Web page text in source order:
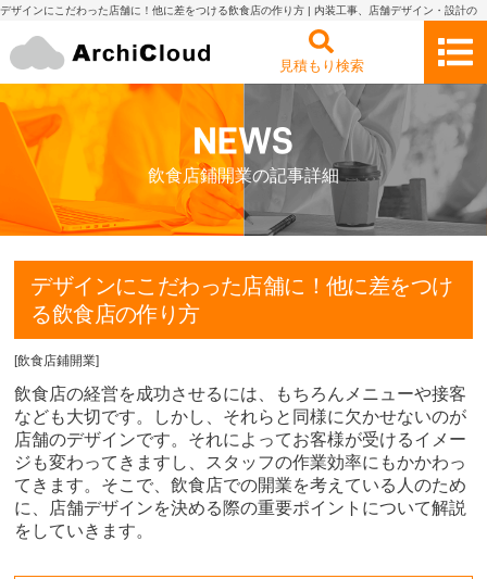
デザインにこだわった店舗に！他に差をつける飲食店の作り方 | 内装工事、店舗デザイン・設計の
見積もり検索
飲食店鋪開業の記事詳細
デザインにこだわった店舗に！他に差をつけ
る飲食店の作り方
[飲食店鋪開業]
飲食店の経営を成功させるには、もちろんメニューや接客
なども大切です。しかし、それらと同様に欠かせないのが
店舗のデザインです。それによってお客様が受けるイメー
ジも変わってきますし、スタッフの作業効率にもかかわっ
てきます。そこで、飲食店での開業を考えている人のため
に、店舗デザインを決める際の重要ポイントについて解説
をしていきます。